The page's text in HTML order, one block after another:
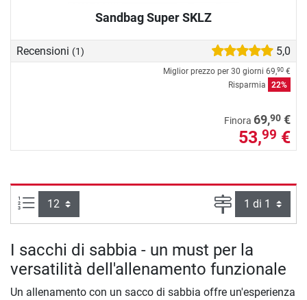
Sandbag Super SKLZ
Recensioni (1) 5,0
Miglior prezzo per 30 giorni 69,90 €
Risparmia
22%
Finora 69,90 €
53,99 €
Articoli per pagina: Pagina
I sacchi di sabbia - un must per la
versatilità dell'allenamento funzionale
Un allenamento con un sacco di sabbia offre un'esperienza